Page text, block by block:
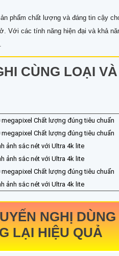
phẩm chất lượng và đáng tin cậy
Với các tính năng hiện đại và khả
CÙNG LOẠI
megapixel Chất lượng đúng tiêu chuẩn
megapixel Chất lượng đúng tiêu chuẩn
ảnh sắc nét với Ultra 4k lite
ảnh sắc nét với Ultra 4k lite
megapixel Chất lượng đúng tiêu chuẩn
ảnh sắc nét với Ultra 4k lite
NGHỊ DÙNG
LẠI HIỆU QUẢ